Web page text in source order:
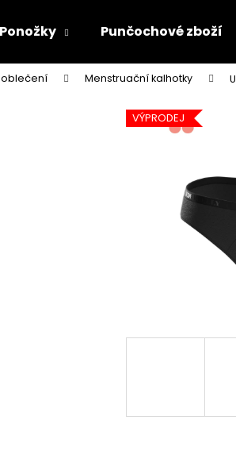
Ponožky Punčochové zboží
oblečení Menstruační kalhotky
VÝPRODEJ
Co